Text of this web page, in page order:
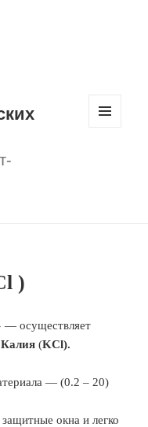
)
— осуществляет
(KCl).
— (0.2 – 20)
окна и легко